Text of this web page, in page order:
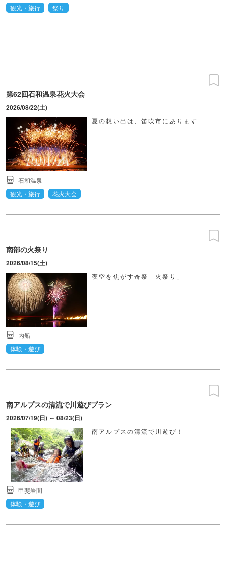
観光・旅行
祭り
第62回石和温泉花火大会
2026/08/22(土)
夏の想い出は、笛吹市にあります
石和温泉
観光・旅行
花火大会
南部の火祭り
2026/08/15(土)
夜空を焦がす奇祭「火祭り」
内船
体験・遊び
南アルプスの清流で川遊びプラン
2026/07/19(日) ～ 08/23(日)
南アルプスの清流で川遊び！
甲斐岩間
体験・遊び